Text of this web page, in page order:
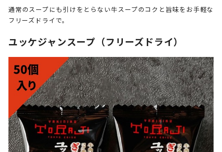
通常のスープにも引けをとらない牛スープのコクと旨味をお手軽な
フリーズドライで。
ユッケジャンスープ（フリーズドライ）